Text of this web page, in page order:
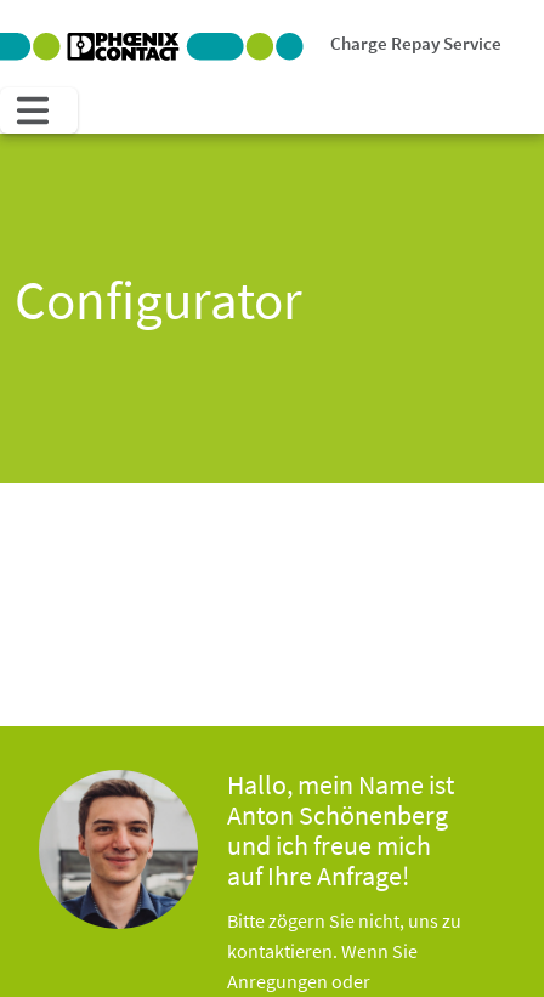
Configurator
Charge Repay Service
Hallo, mein Name ist
Anton Schönenberg
und ich freue mich
auf Ihre Anfrage!
Bitte zögern Sie nicht, uns zu
kontaktieren. Wenn Sie
Anregungen oder